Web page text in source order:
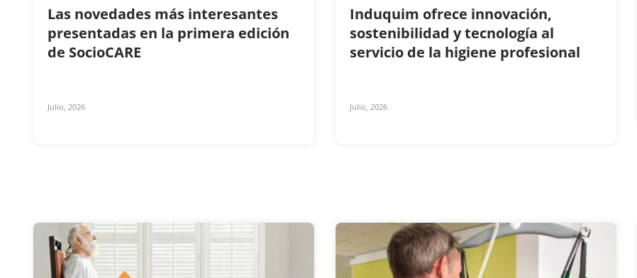
Las novedades más interesantes
presentadas en la primera edición
de SocioCARE
Julio, 2026
Induquim ofrece innovación,
sostenibilidad y tecnología al
servicio de la higiene profesional
Julio, 2026